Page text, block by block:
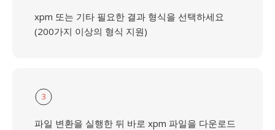
xpm 또는 기타 필요한 결과 형식을 선택하세요
(200가지 이상의 형식 지원)
3
파일 변환을 실행한 뒤 바로 xpm 파일을 다운로드